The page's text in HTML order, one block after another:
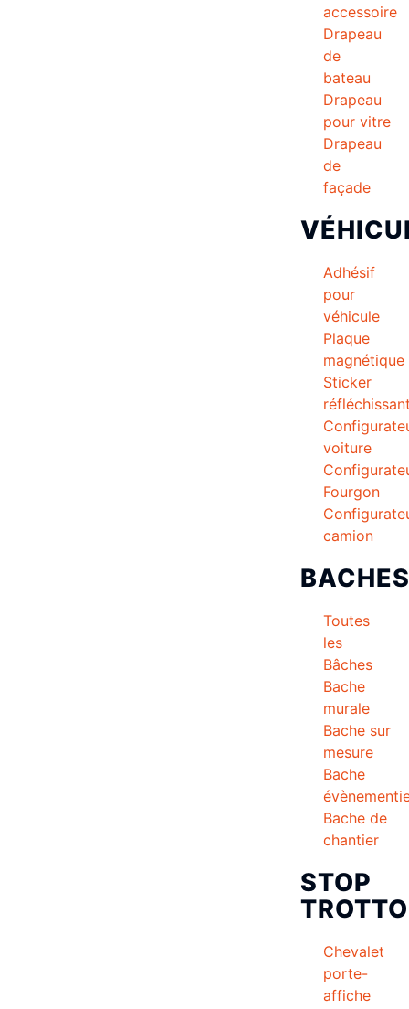
accessoire
Drapeau
de
bateau
Drapeau
pour vitre
Drapeau
de
façade
Adhésif
pour
véhicule
Plaque
magnétique
Sticker
voiture
Fourgon
camion
BACHES
Toutes
les
Bâches
Bache
murale
Bache sur
mesure
Bache
Bache de
chantier
STOP
Chevalet
porte-
affiche